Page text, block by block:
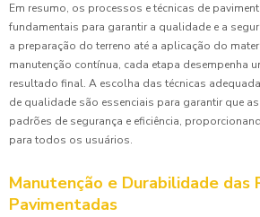
Em resumo, os processos e técnicas de
fundamentais para garantir a qualidade e a
a preparação do terreno até a aplicação do
manutenção contínua, cada etapa desempenha
resultado final. A escolha das técnicas
de qualidade são essenciais para garantir que
padrões de segurança e eficiência,
para todos os usuários.
Manutenção e Durabilidade das
Pavimentadas